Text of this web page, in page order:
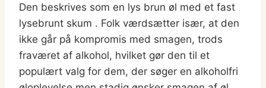
Den beskrives som en lys brun øl med et fast
lysebrunt skum . Folk værdsætter især, at den
ikke går på kompromis med smagen, trods
fraværet af alkohol, hvilket gør den til et
populært valg for dem, der søger en alkoholfri